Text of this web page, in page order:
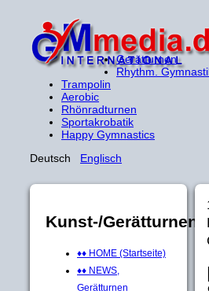
Gerätturnen
Rhythm.
Trampolin
Aerobic
Rhönradturnen
Sportakrobatik
Happy Gymnastics
Deutsch Englisch
Kunst-/Gerätturnen
♦♦ HOME (Startseite)
♦♦ NEWS,
Gerätturnen